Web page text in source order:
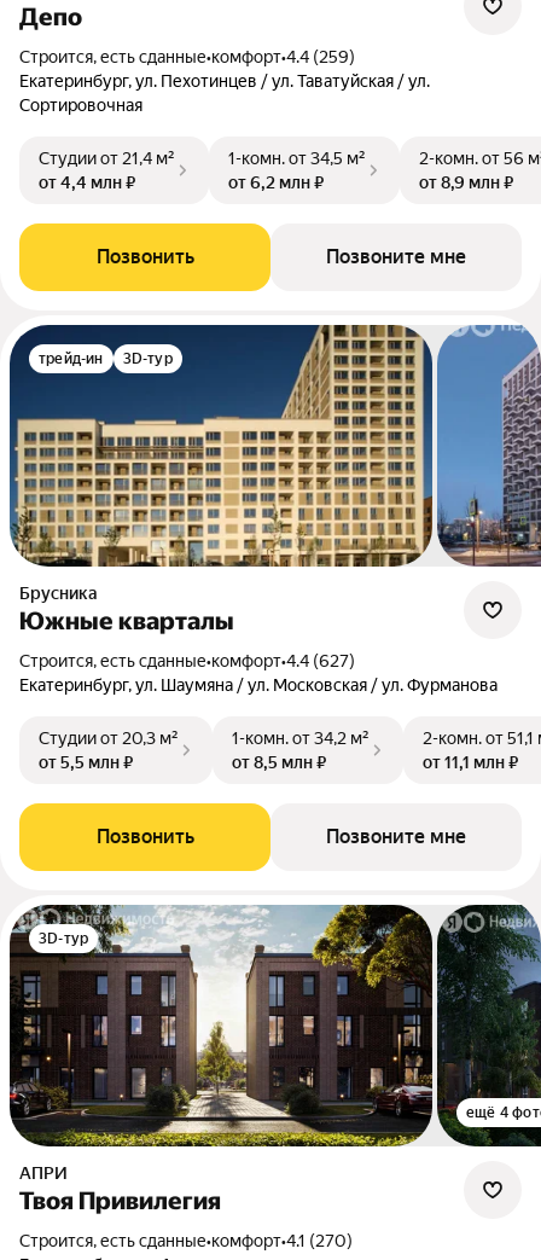
Депо
Строится, есть сданные•комфорт•4.4 (259)
Екатеринбург, ул. Пехотинцев / ул. Таватуйская / ул.
Сортировочная
Студииот 21,4 м²
от 4,4 млн ₽
1-комн.от 34,5 м²
от 6,2 млн ₽
2-комн.от 56
от 8,9 млн ₽
Позвонить Позвоните мне
трейд-ин 3D-тур
Брусника
Южные кварталы
Строится, есть сданные•комфорт•4.4 (627)
Екатеринбург, ул. Шаумяна / ул. Московская / ул. Фурманова
Студииот 20,3 м²
от 5,5 млн ₽
1-комн.от 34,2 м²
от 8,5 млн ₽
2-комн.от 51,1
от 11,1 млн ₽
Позвонить Позвоните мне
3D-тур
ещё 4
АПРИ
Твоя Привилегия
Строится, есть сданные•комфорт•4.1 (270)